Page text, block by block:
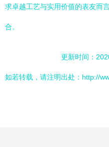
求卓越工艺与实用价值的表友而
合。
更新时间：
如若转载，请注明出处：http://